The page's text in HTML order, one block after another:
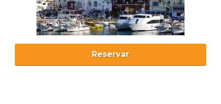
Reservar